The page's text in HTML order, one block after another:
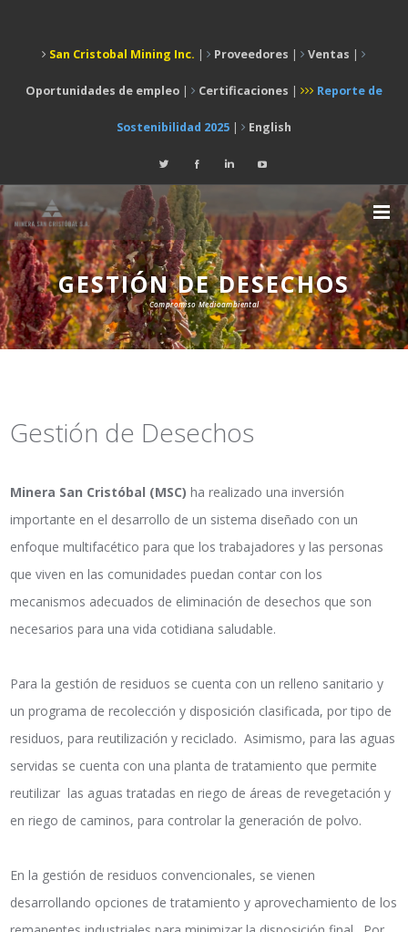
San Cristobal Mining Inc. | Proveedores | Ventas |
Oportunidades de empleo | Certificaciones | Reporte de
Sostenibilidad 2025 | English
GESTIÓN DE DESECHOS
Compromiso Medioambiental
Gestión de Desechos
Minera San Cristóbal (MSC) ha realizado una inversión
importante en el desarrollo de un sistema diseñado con un
enfoque multifacético para que los trabajadores y las personas
que viven en las comunidades puedan contar con los
mecanismos adecuados de eliminación de desechos que son
necesarios para una vida cotidiana saludable.
Para la gestión de residuos se cuenta con un relleno sanitario y
un programa de recolección y disposición clasificada, por tipo de
residuos, para reutilización y reciclado. Asimismo, para las aguas
servidas se cuenta con una planta de tratamiento que permite
reutilizar las aguas tratadas en riego de áreas de revegetación y
en riego de caminos, para controlar la generación de polvo.
En la gestión de residuos convencionales, se vienen
desarrollando opciones de tratamiento y aprovechamiento de los